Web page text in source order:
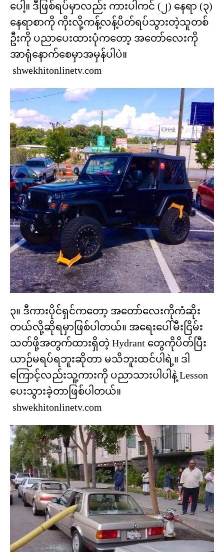
ပေါ့။ ဒီဖြစ်ရပ်မှာလည်း ကားပါကင် (၂) နေရာ (၃)
နေရာစာကို ကိုးလို့ကန့်လန့်ပိတ်ရပ်သွားတဲ့သူတစ်
ဦးကို ပညာပေးထားပုံကတော့ အတော်လေးကို
အာရုံနောက်စေမှာအမှန်ပါပဲ။
shwekhitonlinetv.com
၃။ ဒီကားပိုင်ရှင်ကတော့ အတော်လေးကိုကံဆိုး
တယ်လို့ဆိုရမှာဖြစ်ပါတယ်။ အရေးပေါ်မီးငြိမ်း
သတ်ဖို့အတွက်ထားရှိတဲ့ Hydrant တွေကိုပိတ်ပြီး
ယာဉ်မရပ်ရဘူးဆိုတာ မသိဘူးထင်ပါရဲ့။ ဒါ
ကြောင့်လည်းသူ့ကားကို ပညာသားပါပါနဲ့ Lesson
ပေးသွားခဲ့တာဖြစ်ပါတယ်။
shwekhitonlinetv.com